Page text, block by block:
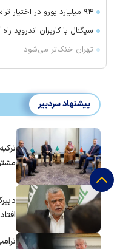
۹۴ میلیارد یورو در اختیار تراستی ها
سیگنال با کاربران اندروید
تهران خنک‌تر می‌شود
پیشنهاد سردبیر